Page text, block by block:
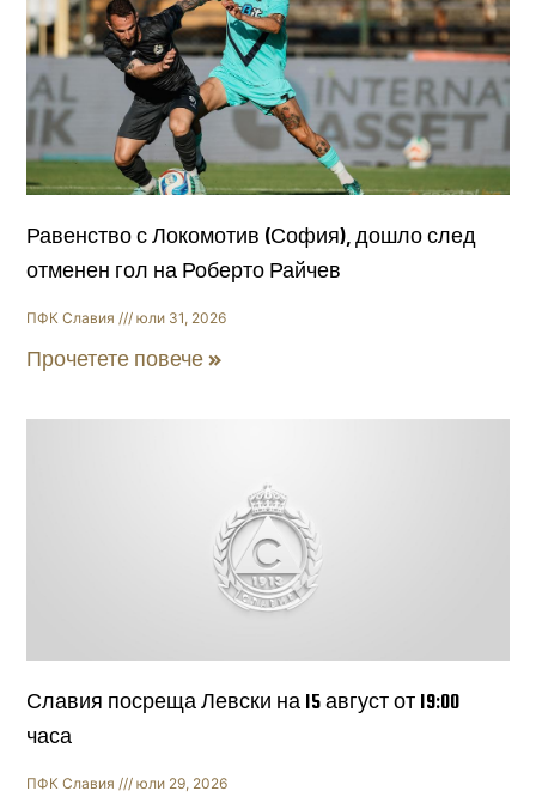
Равенство с Локомотив (София), дошло след
отменен гол на Роберто Райчев
ПФК Славия юли 31, 2026
Прочетете повече »
Славия посреща Левски на 15 август от 19:00
часа
ПФК Славия юли 29, 2026